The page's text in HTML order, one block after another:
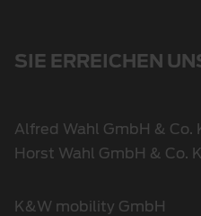
SIE ERREICHEN
Alfred Wahl GmbH & Co.
Horst Wahl GmbH & Co.
K&W mobility GmbH